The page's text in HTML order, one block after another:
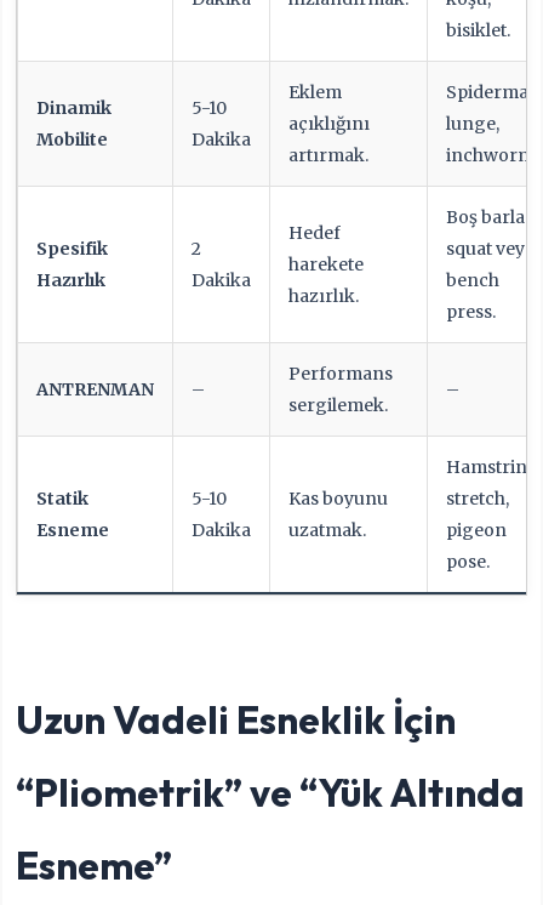
bisiklet.
Dinamik
Mobilite
5-10
Dakika
Eklem
açıklığını
artırmak.
Spiderman
lunge,
inchworm.
Spesifik
Hazırlık
2
Dakika
Hedef
harekete
hazırlık.
Boş barla
squat veya
bench
press.
ANTRENMAN –
Performans
sergilemek.
–
Statik
Esneme
5-10
Dakika
Kas boyunu
uzatmak.
Hamstring
stretch,
pigeon
pose.
Uzun Vadeli Esneklik İçin
“Pliometrik” ve “Yük Altında
Esneme”